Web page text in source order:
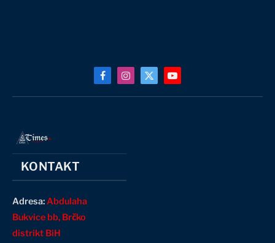
FacebookInstagram
X
(Twitter)
YouTube
KONTAKT
Adresa:Abdulaha
Bukvice bb, Brčko
distrikt BiH